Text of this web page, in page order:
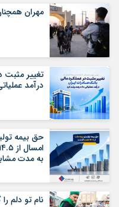
مهران
تغییر مثبت
درآمد عملیاتی ۸۰ درصد رشد
حق بیمه
به مدت
نام تو دلم را گرم